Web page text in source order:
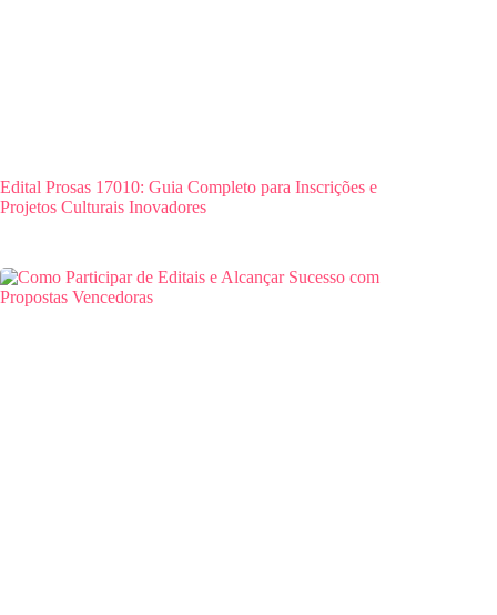
Edital Prosas 17010: Guia Completo para Inscrições e
Projetos Culturais Inovadores